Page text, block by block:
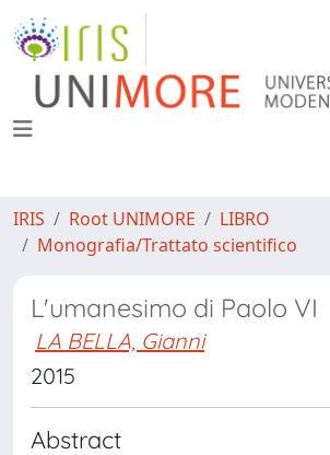
IRIS Root UNIMORE
LIBRO
Monografia/Trattato scientifico
L'umanesimo di Paolo VI
LA BELLA, Gianni
2015
Abstract